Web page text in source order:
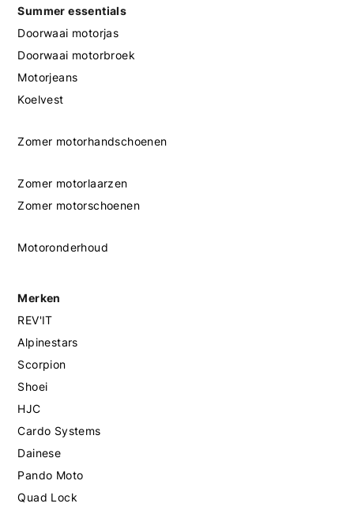
Summer essentials
Doorwaai motorjas
Doorwaai motorbroek
Motorjeans
Koelvest
Zomer motorhandschoenen
Zomer motorlaarzen
Zomer motorschoenen
Motoronderhoud
Merken
REV'IT
Alpinestars
Scorpion
Shoei
HJC
Cardo Systems
Dainese
Pando Moto
Quad Lock